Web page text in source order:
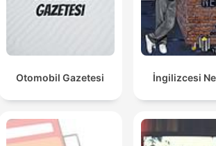
det enda sterkere for meg.
host expresses their strong dislike for remote
cast a vote in the segment's nomination
Otomobil Gazetesi İngilizcesi